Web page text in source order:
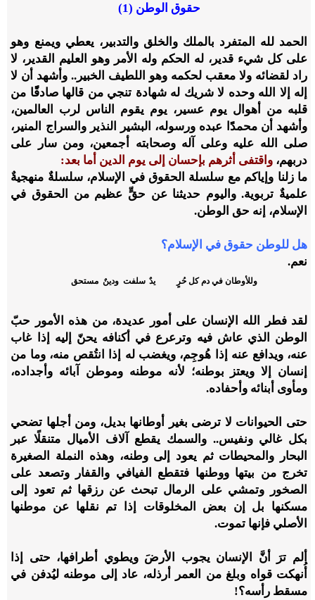
حقوق الوطن (1)
الحمد لله المتفرد بالملك والخلق والتدبير، يعطي ويمنع وهو
على كل شيء قدير، له الحكم وله الأمر وهو العليم القدير، لا
راد لقضائه ولا معقب لحكمه وهو اللطيف الخبير.. وأشهد أن لا
إله إلا الله وحده لا شريك له شهادة تنجي من قالها صادقًًا من
قلبه من أهوال يوم عسير، يوم يقوم الناس لرب العالمين،
وأشهد أن محمدًًا عبده ورسوله، البشير النذير والسراج المنير،
صلى الله عليه وعلى آله وصحابته أجمعين، ومن سار على
دربهم، واقتفى أثرهم بإحسان إلى يوم الدين أما بعد:
ما زلنا وإياكم مع سلسلة الحقوق في الإسلام، سلسلةٌ منهجيةٌ
علميةٌ تربوية. واليوم حديثنا عن حقٍّ عظيم من الحقوق في
الإسلام، إنه حق الوطن.
هل للوطن حقوق في الإسلام؟
نعم.
وللأوطان في دم كل حُرٍ يدٌ سلفت ودينٌ مستحق
لقد فطر الله الإنسان على أمور عديدة، من هذه الأمور حبّ
الوطن الذي عاش فيه وترعرع في أكنافه يحنّ إليه إذا غاب
عنه، ويدافع عنه إذا هُوجِم، ويغضب له إذا انتُقص منه، وما من
إنسان إلا ويعتز بوطنه؛ لأنه موطنه وموطن آبائه وأجداده،
ومأوى أبنائه وأحفاده.
حتى الحيوانات لا ترضى بغير أوطانها بديل، ومن أجلها تضحي
بكل غالي ونفيس.. والسمك يقطع آلاف الأميال متنقلًا عبر
البحار والمحيطات ثم يعود إلى وطنه، وهذه النملة الصغيرة
تخرج من بيتها ووطنها فتقطع الفيافي والقفار وتصعد على
الصخور وتمشي على الرمال تبحث عن رزقها ثم تعود إلى
مسكنها بل إن بعض المخلوقات إذا تم نقلها عن موطنها
الأصلي فإنها تموت.
ألم ترَ أنَّ الإنسان يجوب الأرضَ ويطوي أطرافها، حتى إذا
أُنهكت قواه وبلغ من العمر أرذله، عاد إلى موطنه ليُدفن في
مسقط رأسه؟!